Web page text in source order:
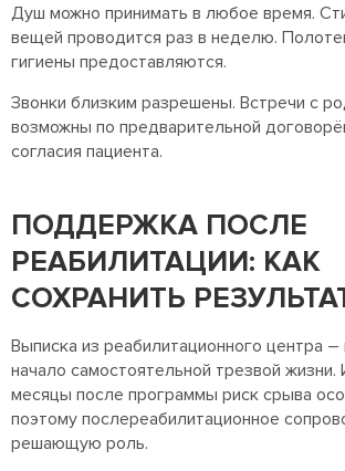
Душ можно принимать в любое время.
вещей проводится раз в неделю.
гигиены предоставляются.
Звонки близким разрешены. Встречи с
возможны по предварительной
согласия пациента.
ПОДДЕРЖКА ПОСЛЕ
РЕАБИЛИТАЦИИ: КАК
СОХРАНИТЬ
Выписка из реабилитационного центра –
начало самостоятельной трезвой
месяцы после программы риск срыва
поэтому послереабилитационное
решающую роль.